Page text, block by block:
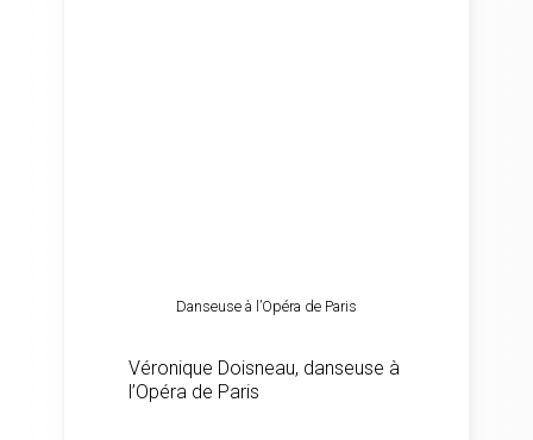
Danseuse à l’Opéra de Paris
Véronique Doisneau, danseuse à
l’Opéra de Paris